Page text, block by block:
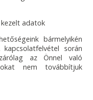
adatok
bármelyikén
során
az Önnel való
nem továbbítjuk